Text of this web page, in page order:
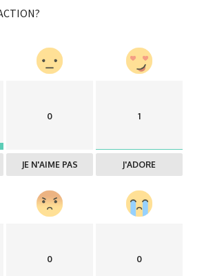
0
JE N'AIME PAS
1
J'ADORE
0 0